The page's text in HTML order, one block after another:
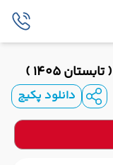
دانلود پکیج